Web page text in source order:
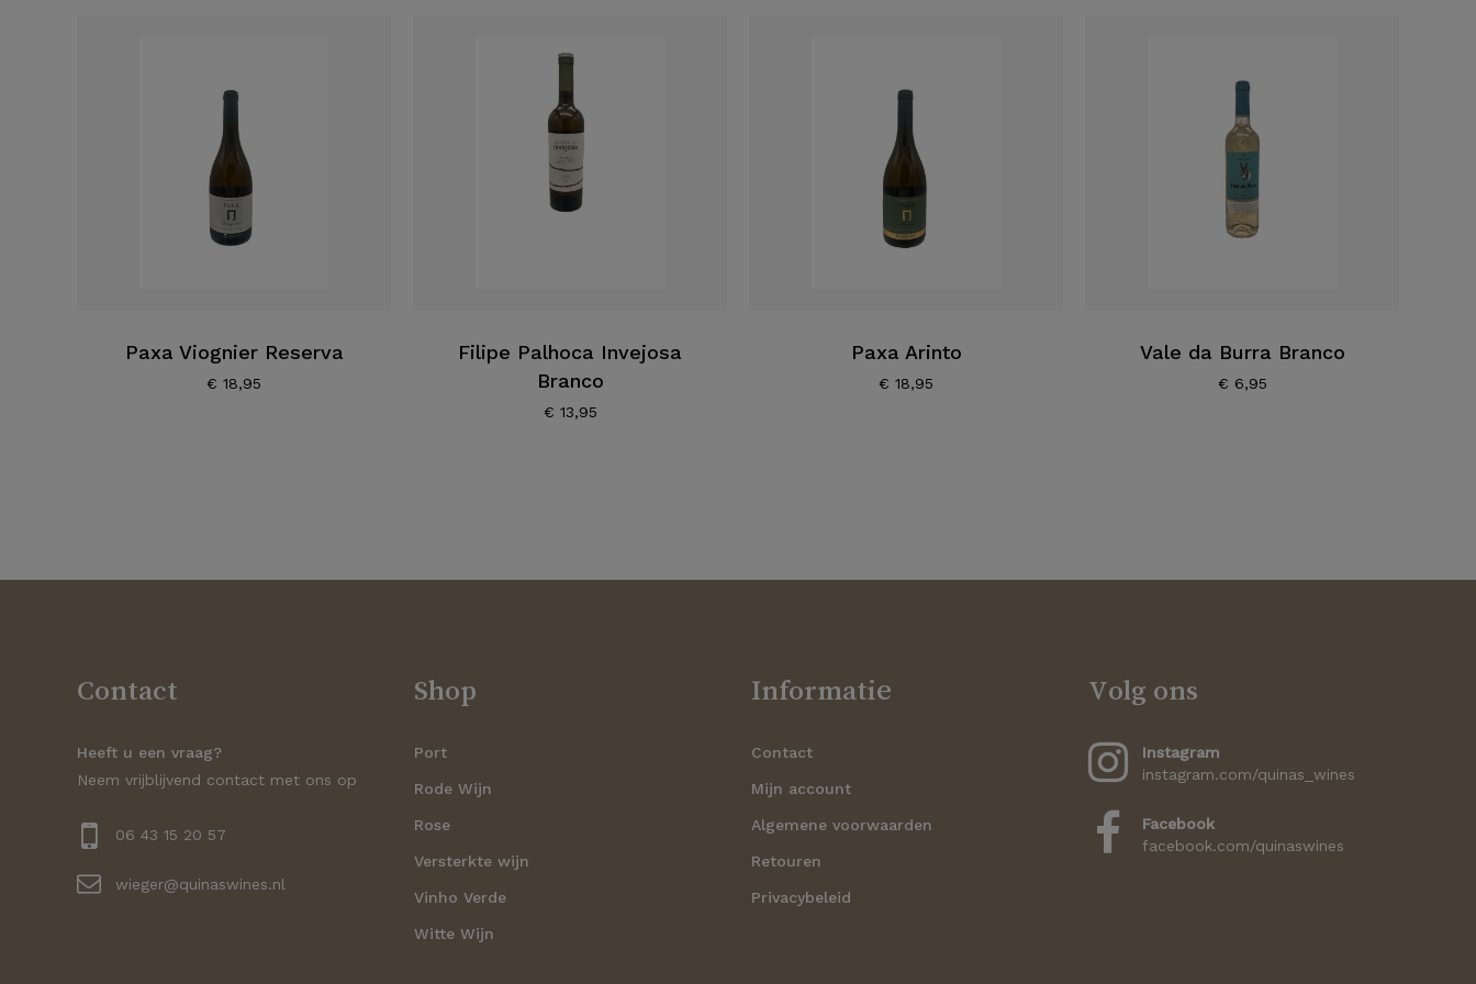
Paxa Viognier Reserva
€ 18,95
Filipe Palhoca Invejosa
Branco
€ 13,95
Paxa Arinto
€ 18,95
Vale da Burra Branco
€ 6,95
Contact
Heeft u een vraag?
Neem vrijblijvend contact met ons op
06 43 15 20 57
wieger@quinaswines.nl
Shop
Port
Rode Wijn
Rose
Versterkte wijn
Vinho Verde
Witte Wijn
Informatie
Contact
Mijn account
Algemene voorwaarden
Retouren
Privacybeleid
Volg ons
Instagram
instagram.com/quinas_wines
Facebook
facebook.com/quinaswines